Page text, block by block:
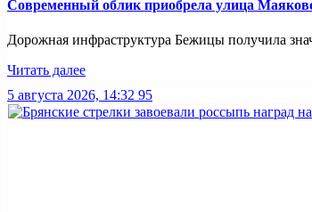
Современный облик приобрела улица
Дорожная инфраструктура Бежицы получила
Читать далее
5 августа 2026, 14:32 95